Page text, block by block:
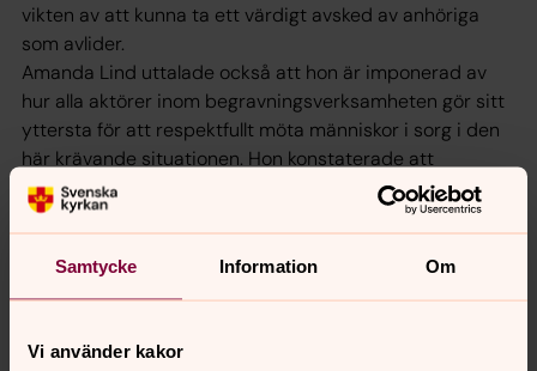
Samtycke Information Om
Vi använder kakor
vikten av att kunna ta ett värdigt avsked av anhöriga
som avlider.
Amanda Lind uttalade också att hon är imponerad av
hur alla aktörer inom begravningsverksamheten gör sitt
yttersta för att respektfullt möta människor i sorg i den
här krävande situationen. Hon konstaterade att
begravningsverksamheten har fungerat mycket bra och
att regeringen bedömer att verksamheten klarar sitt
aktörerna lever upp till regeringens förväntningar.
20 plus medverkande